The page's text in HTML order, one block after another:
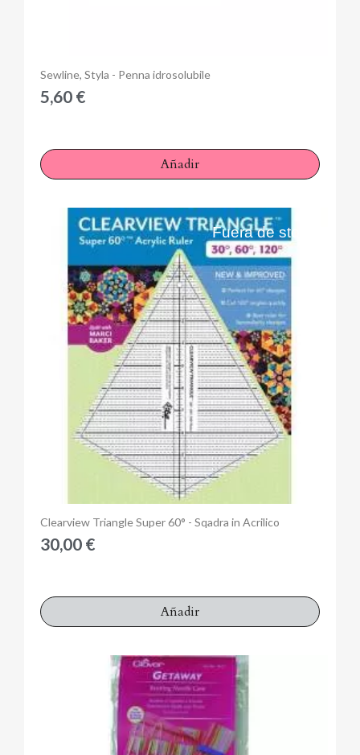
Anteprima
Sewline, Styla - Penna idrosolubile
5,60 €
Añadir
Anteprima
Fuera de stock
Clearview Triangle Super 60° - Sqadra in Acrilico
30,00 €
Añadir